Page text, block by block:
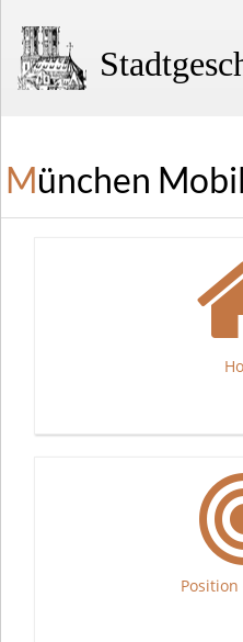
München